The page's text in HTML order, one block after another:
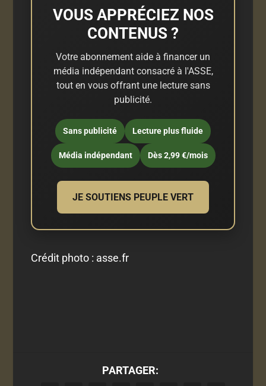
VOUS APPRÉCIEZ NOS
CONTENUS ?
Votre abonnement aide à financer un
média indépendant consacré à l'ASSE,
tout en vous offrant une lecture sans
publicité.
Sans publicité Lecture plus fluide
Média indépendant Dès 2,99 €/mois
JE SOUTIENS PEUPLE VERT
Crédit photo : asse.fr
PARTAGER: